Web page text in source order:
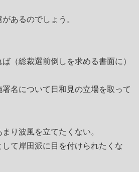
あるのでしょう。
ば（総裁選前倒しを求める書面に）
名について日和見の立場を取って
り波風を立てたくない。
て岸田派に目を付けられたくな